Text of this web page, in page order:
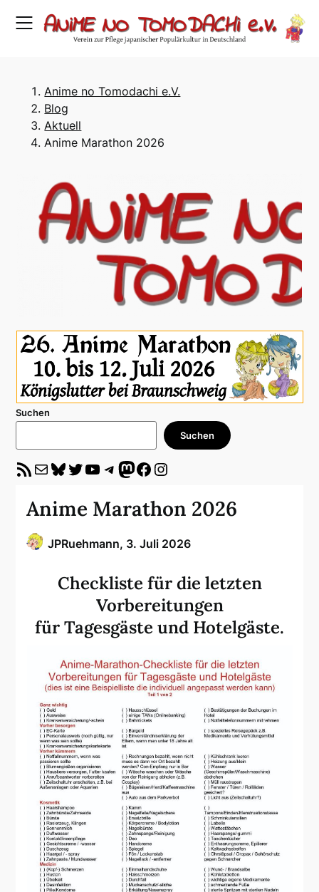
Anime no Tomodachi e.V.
Blog
Aktuell
Anime Marathon 2026
Suchen
Suchen
RSS-Feed E-Mail Bluesky Twitter YouTube Telegram Mastodon Facebook Instagram
Anime Marathon 2026
JPRuehmann, 3. Juli 2026
Checkliste für die letzten
Vorbereitungen
für Tagesgäste und Hotelgäste.